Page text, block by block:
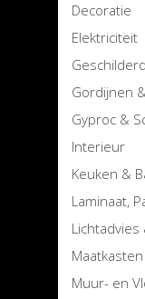
Decoratie
Elektriciteit
Gordijnen
Gyproc &
Interieur
Keuken &
Laminaat,
Maatkasten
Muur- en